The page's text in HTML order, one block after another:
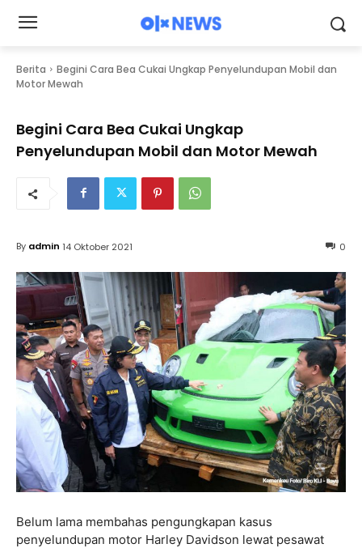
Berita
Begini Cara Bea Cukai Ungkap Penyelundupan Mobil dan
Motor Mewah
Begini Cara Bea Cukai Ungkap
Penyelundupan Mobil dan Motor Mewah
0
By admin 14 Oktober 2021
Belum lama membahas pengungkapan kasus
penyelundupan motor Harley Davidson lewat pesawat